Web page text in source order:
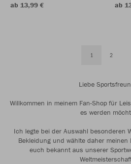
ab 13,99 €
ab
1 2
Liebe
Willkommen in meinem Fan-Shop für
es werden
Ich legte bei der Auswahl besonderen
Bekleidung und wählte daher meinen
euch bekannt aus unserer